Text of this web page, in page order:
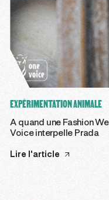
EXPÉRIMENTATION ANIMALE
A quand une Fashion
Voice interpelle Prada
Lire l'article